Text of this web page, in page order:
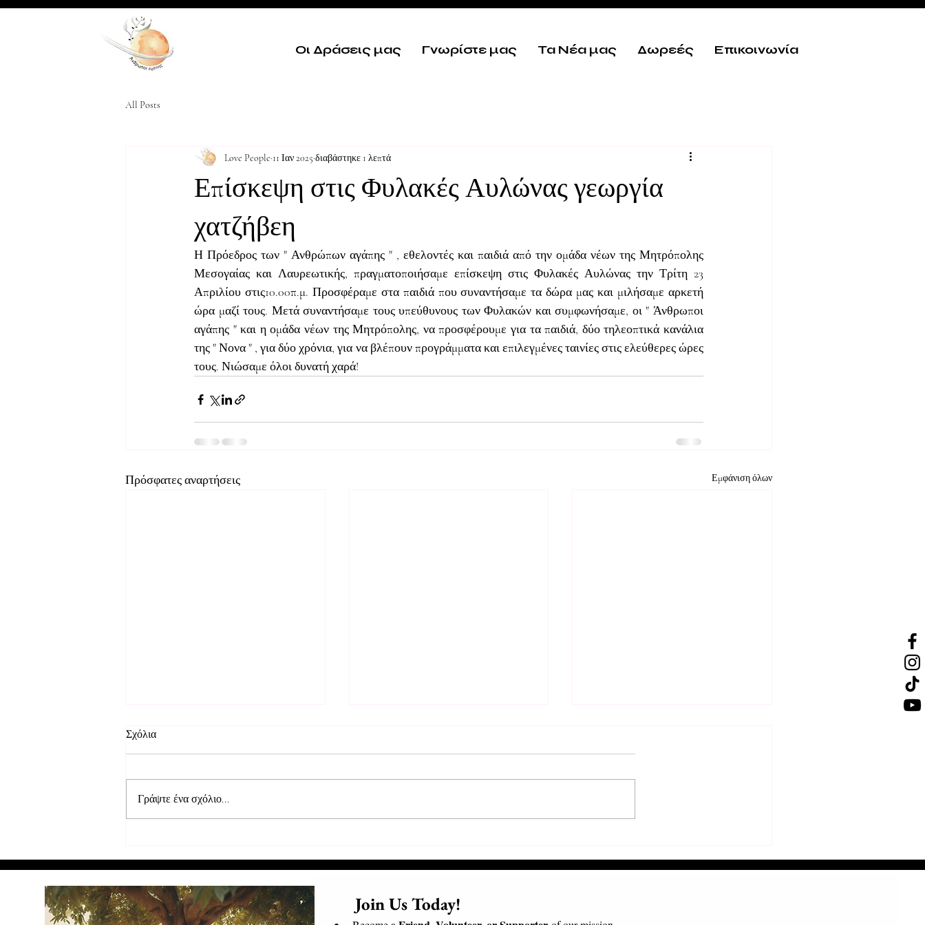
Οι Δράσεις μας Γνωρίστε μας Τα Νέα μας Δωρεές Επικοινωνία
All Posts
Επίσκεψη στις Φυλακές Αυλώνας γεωργία
χατζήβεη
Love People 11 Ιαν 2025 διαβάστηκε 1 λεπτά
Η Πρόεδρος των " Ανθρώπων αγάπης " , εθελοντές και παιδιά από την ομάδα νέων της Μητρόπολης
Μεσογαίας και Λαυρεωτικής, πραγματοποιήσαμε επίσκεψη στις Φυλακές Αυλώνας την Τρίτη 23
Απριλίου στις10.00π.μ. Προσφέραμε στα παιδιά που συναντήσαμε τα δώρα μας και μιλήσαμε αρκετή
ώρα μαζί τους. Μετά συναντήσαμε τους υπεύθυνους των Φυλακών και συμφωνήσαμε, οι " Άνθρωποι
αγάπης " και η ομάδα νέων της Μητρόπολης, να προσφέρουμε για τα παιδιά, δύο τηλεοπτικά κανάλια
της " Νονα " , για δύο χρόνια, για να βλέπουν προγράμματα και επιλεγμένες ταινίες στις ελεύθερες ώρες
τους. Νιώσαμε όλοι δυνατή χαρά!
Πρόσφατες αναρτήσεις Εμφάνιση όλων
Μαδαγασκάρης
Σχόλια
Γράψτε ένα σχόλιο...
      Join Us Today!​